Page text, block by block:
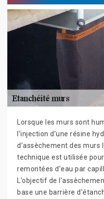
Lorsque les murs sont
l’injection d’une résine
d’assèchement des murs
technique est utilisée
remontées d’eau par
L’objectif de
base une barrière